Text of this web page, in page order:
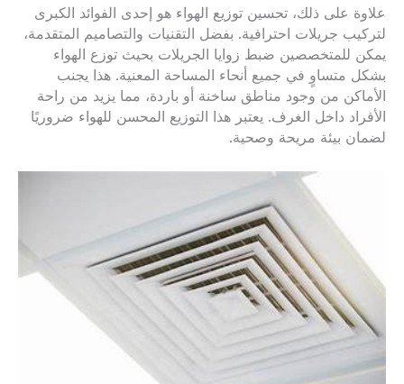
علاوة على ذلك، تحسين توزيع الهواء هو إحدى الفوائد الكبرى
لتركيب جريلات احترافية. بفضل التقنيات والتصاميم المتقدمة،
يمكن للمتخصصين ضبط زوايا الجريلات بحيث توزع الهواء
بشكل متساوٍ في جميع أنحاء المساحة المعنية. هذا يجنب
الأماكن من وجود مناطق ساخنة أو باردة، مما يزيد من راحة
الأفراد داخل الغرف. يعتبر هذا التوزيع المحسن للهواء ضروريًا
لضمان بيئة مريحة وصحية.